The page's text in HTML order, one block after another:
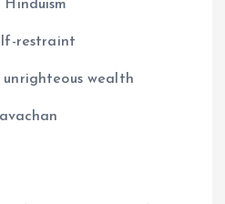
restraint
unrighteous wealth